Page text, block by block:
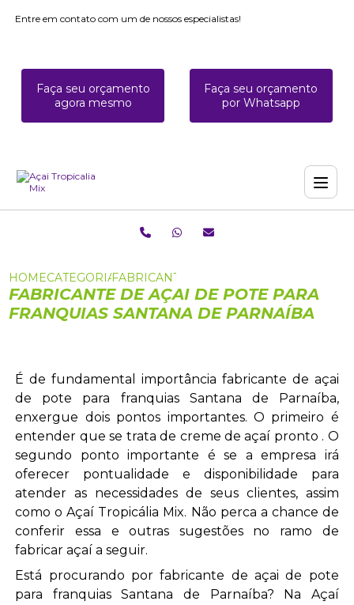
Entre em contato com um de nossos especialistas!
Faça seu orçamento
agora mesmo
Faça seu orçamento
por Whatsapp
HOMECATEGORIASFABRICANTE DE AÇAI DE POTE PARA
FABRICANTE DE AÇAI DE POTE PARA
FRANQUIAS SANTANA DE PARNAÍBA
É de fundamental importância fabricante de açai
de pote para franquias Santana de Parnaíba,
enxergue dois pontos importantes. O primeiro é
entender que se trata de creme de açaí pronto . O
segundo ponto importante é se a empresa irá
oferecer pontualidade e disponibilidade para
atender as necessidades de seus clientes, assim
como o Açaí Tropicália Mix. Não perca a chance de
conferir essa e outras sugestões no ramo de
fabricar açaí a seguir.
Está procurando por fabricante de açai de pote
para franquias Santana de Parnaíba? Na Açaí